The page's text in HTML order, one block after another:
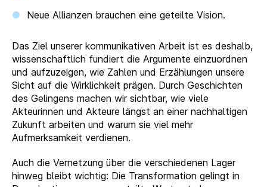
Neue Allianzen brauchen eine geteilte Vision.
Das Ziel unserer kommunikativen Arbeit ist es deshalb,
wissenschaftlich fundiert die Argumente einzuordnen
und aufzuzeigen, wie Zahlen und Erzählungen unsere
Sicht auf die Wirklichkeit prägen. Durch Geschichten
des Gelingens machen wir sichtbar, wie viele
Akteurinnen und Akteure längst an einer nachhaltigen
Zukunft arbeiten und warum sie viel mehr
Aufmerksamkeit verdienen.
Auch die Vernetzung über die verschiedenen Lager
hinweg bleibt wichtig: Die Transformation gelingt in